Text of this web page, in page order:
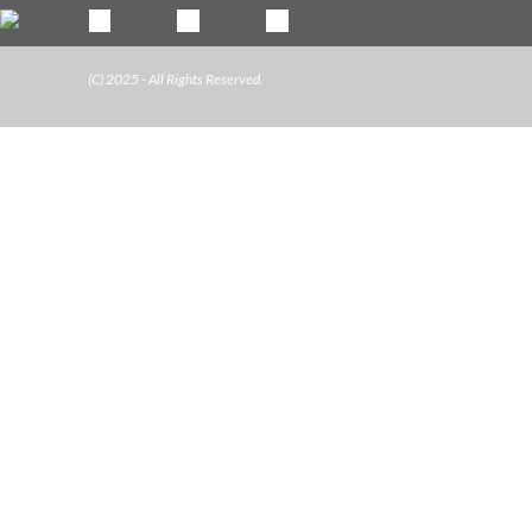
(C) 2025 - All Rights Reserved.